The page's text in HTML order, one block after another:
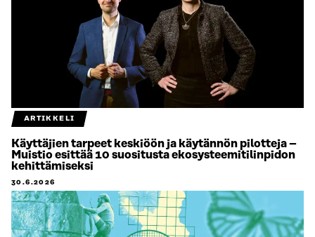
ARTIKKELI
Käyttäjien tarpeet keskiöön ja käytännön pilotteja –
Muistio esittää 10 suositusta ekosysteemitilinpidon
kehittämiseksi
30.6.2026